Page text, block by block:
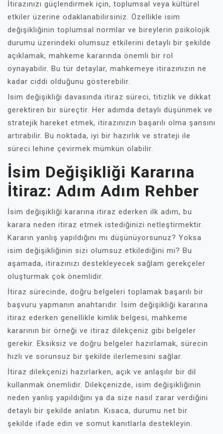
İtirazınızı güçlendirmek için, toplumsal veya kültürel
etkiler üzerine odaklanabilirsiniz. Özellikle isim
değişikliğinin toplumsal normlar ve bireylerin psikolojik
durumu üzerindeki olumsuz etkilerini detaylı bir şekilde
açıklamak, mahkeme kararında önemli bir rol
oynayabilir. Bu tür detaylar, mahkemeye itirazınızın ne
kadar ciddi olduğunu gösterebilir.
Isim değişikliği davasında itiraz süreci, titizlik ve dikkat
gerektiren bir süreçtir. Her adımda detaylı düşünmek ve
stratejik hareket etmek, itirazınızın başarılı olma şansını
artırabilir. Bu noktada, iyi bir hazırlık ve strateji ile
süreci lehine çevirmek mümkün olabilir.
İsim Değişikliği Kararına
İtiraz: Adım Adım Rehber
İsim değişikliği kararına itiraz ederken ilk adım, bu
karara neden itiraz etmek istediğinizi netleştirmektir.
Kararın yanlış yapıldığını mı düşünüyorsunuz? Yoksa
isim değişikliğinin sizi olumsuz etkilediğini mi? Bu
aşamada, itirazınızı destekleyecek sağlam gerekçeler
oluşturmak çok önemlidir.
İtiraz sürecinde, doğru belgeleri toplamak başarılı bir
başvuru yapmanın anahtarıdır. İsim değişikliği kararına
itiraz ederken genellikle kimlik belgesi, mahkeme
kararının bir örneği ve itiraz dilekçeniz gibi belgeler
gerekir. Eksiksiz ve doğru belgeler hazırlamak, sürecin
hızlı ve sorunsuz bir şekilde ilerlemesini sağlar.
İtiraz dilekçenizi hazırlarken, açık ve anlaşılır bir dil
kullanmak önemlidir. Dilekçenizde, isim değişikliğinin
neden yanlış yapıldığını ya da size nasıl zarar verdiğini
detaylı bir şekilde anlatın. Kısaca, durumu net bir
şekilde ifade edin ve somut kanıtlarla destekleyin.